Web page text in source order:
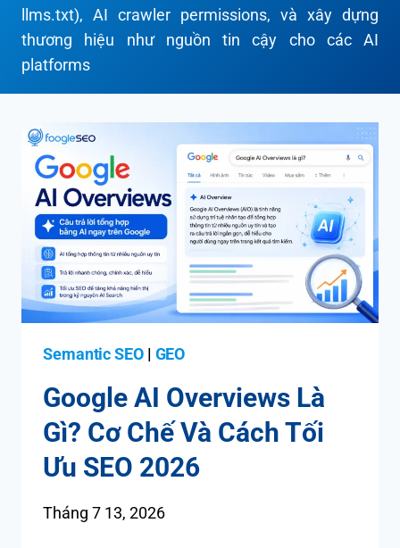
llms.txt), AI crawler permissions, và xây dựng
thương hiệu như nguồn tin cậy cho các AI
platforms
Semantic SEO| GEO
Google AI Overviews Là
Gì? Cơ Chế Và Cách Tối
Ưu SEO 2026
Tháng 7 13, 2026